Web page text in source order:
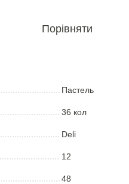
Порівняти
Пастель
36 кол
Deli
12
48